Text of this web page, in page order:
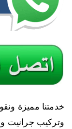
خدمتنا مميزة
وتركيب جرانيت